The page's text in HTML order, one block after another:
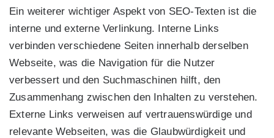
Ein weiterer wichtiger Aspekt von SEO-Texten ist die
interne und externe Verlinkung. Interne Links
verbinden verschiedene Seiten innerhalb derselben
Webseite, was die Navigation für die Nutzer
verbessert und den Suchmaschinen hilft, den
Zusammenhang zwischen den Inhalten zu verstehen.
Externe Links verweisen auf vertrauenswürdige und
relevante Webseiten, was die Glaubwürdigkeit und